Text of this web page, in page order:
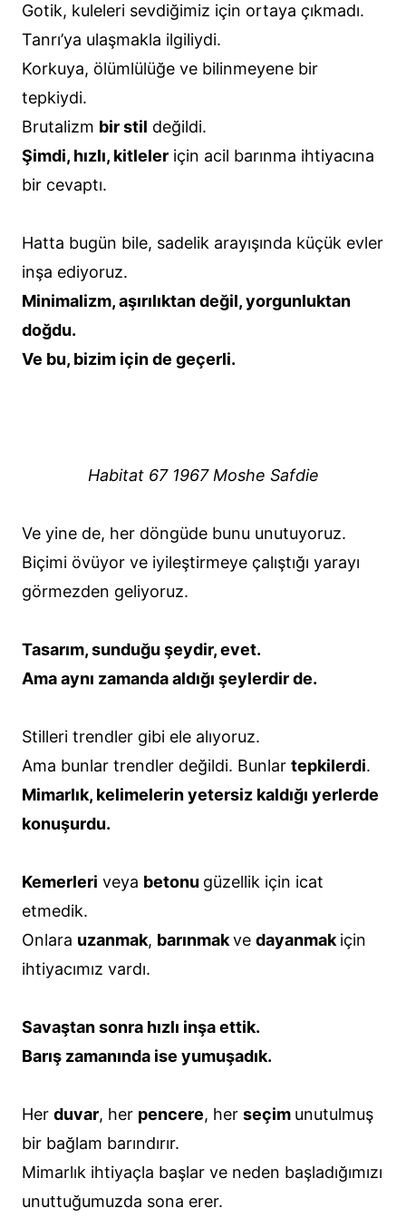
Gotik, kuleleri sevdiğimiz için ortaya çıkmadı.
Tanrı’ya ulaşmakla ilgiliydi.
Korkuya, ölümlülüğe ve bilinmeyene bir
tepkiydi.
Brutalizm bir stil değildi.
Şimdi, hızlı, kitleler için acil barınma ihtiyacına
bir cevaptı.
Hatta bugün bile, sadelik arayışında küçük evler
inşa ediyoruz.
Minimalizm, aşırılıktan değil, yorgunluktan
doğdu.
Ve bu, bizim için de geçerli.
Habitat 67 1967 Moshe Safdie
Ve yine de, her döngüde bunu unutuyoruz.
Biçimi övüyor ve iyileştirmeye çalıştığı yarayı
görmezden geliyoruz.
Tasarım, sunduğu şeydir, evet.
Ama aynı zamanda aldığı şeylerdir de.
Stilleri trendler gibi ele alıyoruz.
Ama bunlar trendler değildi. Bunlar tepkilerdi.
Mimarlık, kelimelerin yetersiz kaldığı yerlerde
konuşurdu.
Kemerleri veya betonu güzellik için icat
etmedik.
Onlara uzanmak, barınmakve dayanmak için
ihtiyacımız vardı.
Savaştan sonra hızlı inşa ettik.
Barış zamanında ise yumuşadık.
Her duvar, her pencere, her seçim unutulmuş
bir bağlam barındırır.
Mimarlık ihtiyaçla başlar ve neden başladığımızı
unuttuğumuzda sona erer.